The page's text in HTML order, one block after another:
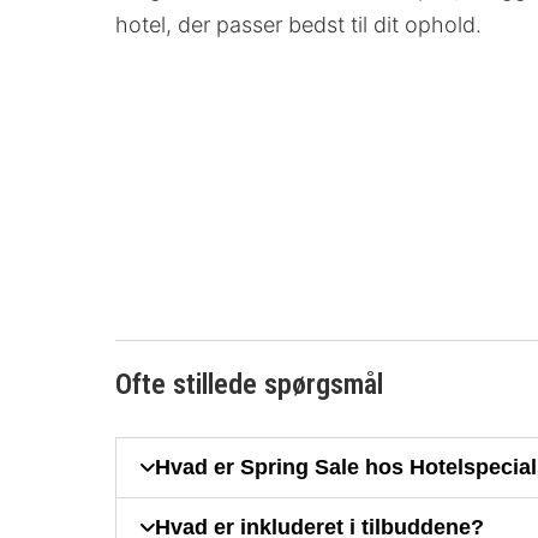
hotel, der passer bedst til dit ophold.
Ofte stillede spørgsmål
Hvad er Spring Sale hos
Hvad er inkluderet i tilbuddene?